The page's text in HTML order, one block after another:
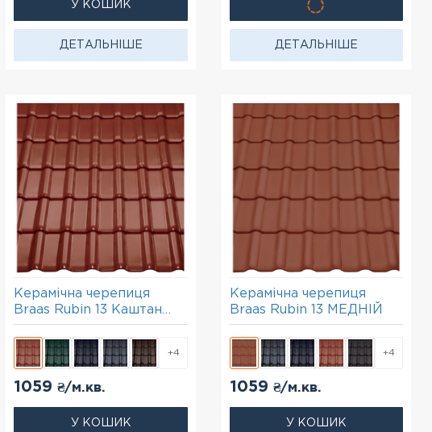
У КОШИК
ДЕТАЛЬНІШЕ ДЕТАЛЬНІШЕ
+4
Керамічна черепиця
Braas Rubin 13 Каштан
(Глазур)
1059₴/м.кв.
У КОШИК
+4
Керамічна черепиця
Braas Rubin 13 МЕДНІЙ
1059 ₴/м.кв.
У КОШИК